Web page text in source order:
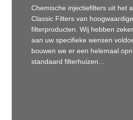
Chemische injectiefilters uit het
Classic Filters van
filterproducten. Wij hebben
aan uw specifieke wensen
bouwen we er een helemaal
standaard filterhuizen...